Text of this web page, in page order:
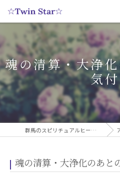
魂の清算・大浄
気
群馬のスピリチュアルヒーリングサロンなら実績多数の☆Twin Star☆
魂の清算・大浄化のあと